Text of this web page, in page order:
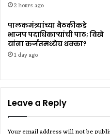
2 hours ago
पालकमंत्र्यांच्या बैठकीकडे
भाजप पदाधिकाऱ्यांची पाठ; विखे
यांना कर्जतमध्येच धक्का?
1 day ago
Leave a Reply